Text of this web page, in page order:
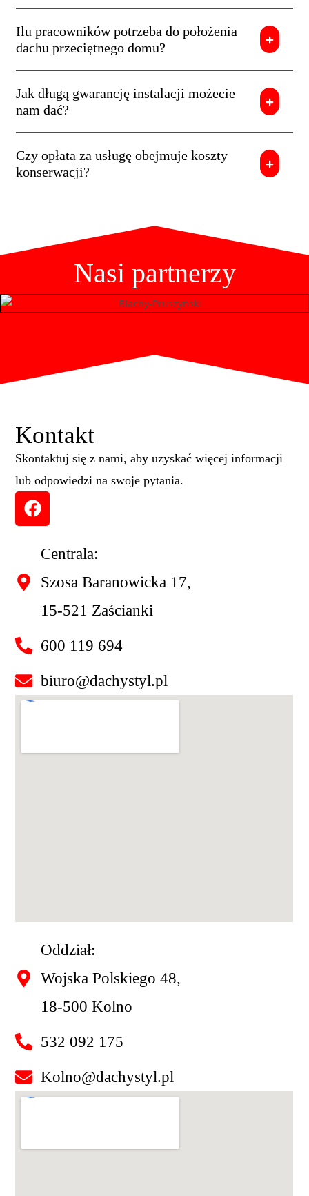
Ilu pracowników potrzeba do położenia
dachu przeciętnego domu?
Jak długą gwarancję instalacji możecie
nam dać?
Czy opłata za usługę obejmuje koszty
konserwacji?
Nasi partnerzy
Kontakt
Skontaktuj się z nami, aby uzyskać więcej informacji
lub odpowiedzi na swoje pytania.
Centrala:
Szosa Baranowicka 17,
15-521 Zaścianki
600 119 694
biuro@dachystyl.pl
Oddział:
Wojska Polskiego 48,
18-500 Kolno
532 092 175
Kolno@dachystyl.pl